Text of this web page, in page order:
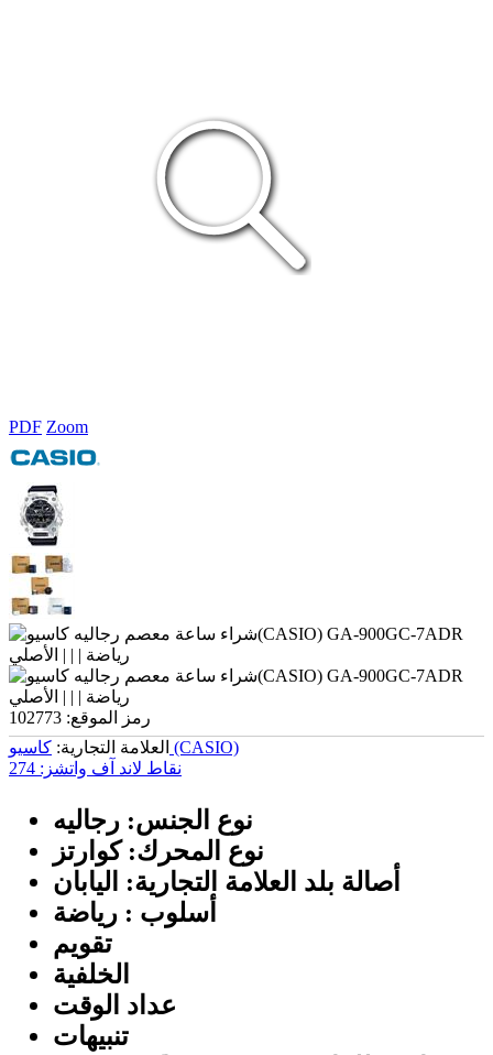
PDF Zoom
رمز الموقع: 102773
العلامة التجارية: کاسیو (CASIO)
نقاط لاند آف واتشز: 274
نوع الجنس: رجالیه
نوع المحرك: كوارتز
أصالة بلد العلامة التجارية: اليابان
أسلوب : رياضة
تقويم
الخلفية
عداد الوقت
تنبيهات